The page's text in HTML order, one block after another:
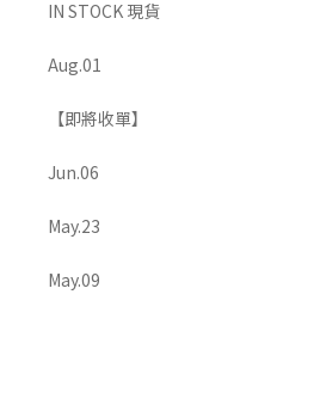
DRESS 洋裝
OUTERS 外套
ACCESSORIES 配飾
IN STOCK 現貨
Aug.01
【即將收單】
Jun.06
May.23
May.09